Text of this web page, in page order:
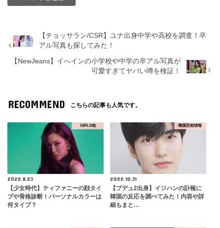
【チョッサラン/CSR】ユナ出身中学や高校を調査！卒
アル写真も探してみた！
【NewJeans】イへインの小学校や中学の卒アル写真が
可愛すぎてヤバい噂を検証！
RECOMMEND こちらの記事も人気です。
GIRLS他
2022.8.23
【少女時代】ティファニーの顔タイ
プや骨格診断！パーソナルカラーは
何タイプ？
韓国芸能情報
2022.10.31
【プデュ2出身】イジハンの訃報に
韓国の反応を調べてみた！内容や詳
細もまと…